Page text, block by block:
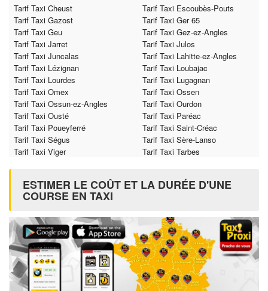
Tarif Taxi Cheust
Tarif Taxi Escoubès-Pouts
Tarif Taxi Gazost
Tarif Taxi Ger 65
Tarif Taxi Geu
Tarif Taxi Gez-ez-Angles
Tarif Taxi Jarret
Tarif Taxi Julos
Tarif Taxi Juncalas
Tarif Taxi Lahitte-ez-Angles
Tarif Taxi Lézignan
Tarif Taxi Loubajac
Tarif Taxi Lourdes
Tarif Taxi Lugagnan
Tarif Taxi Omex
Tarif Taxi Ossen
Tarif Taxi Ossun-ez-Angles
Tarif Taxi Ourdon
Tarif Taxi Ousté
Tarif Taxi Paréac
Tarif Taxi Poueyferré
Tarif Taxi Saint-Créac
Tarif Taxi Ségus
Tarif Taxi Sère-Lanso
Tarif Taxi Viger
Tarif Taxi Tarbes
ESTIMER LE COÛT ET LA DURÉE D'UNE
COURSE EN TAXI